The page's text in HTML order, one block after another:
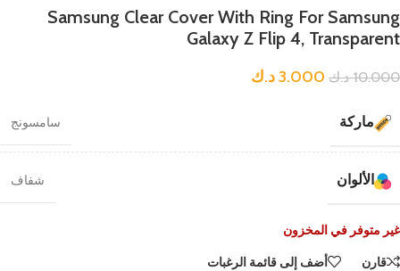
Samsung Clear Cover With Ring For Samsung
Galaxy Z Flip 4, Transparent
10.000 د.ك 3.000د.ك
ماركة سامسونج
الألوان شفاف
غير متوفر في المخزون
قارن
أضف إلى قائمة الرغبات